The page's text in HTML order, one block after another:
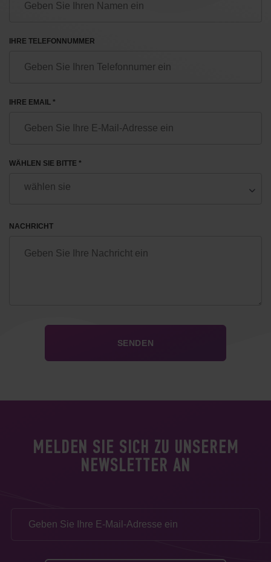
IHRE TELEFONNUMMER
IHRE EMAIL *
WÄHLEN SIE BITTE *
NACHRICHT
MELDEN SIE SICH ZU UNSEREM
NEWSLETTER AN